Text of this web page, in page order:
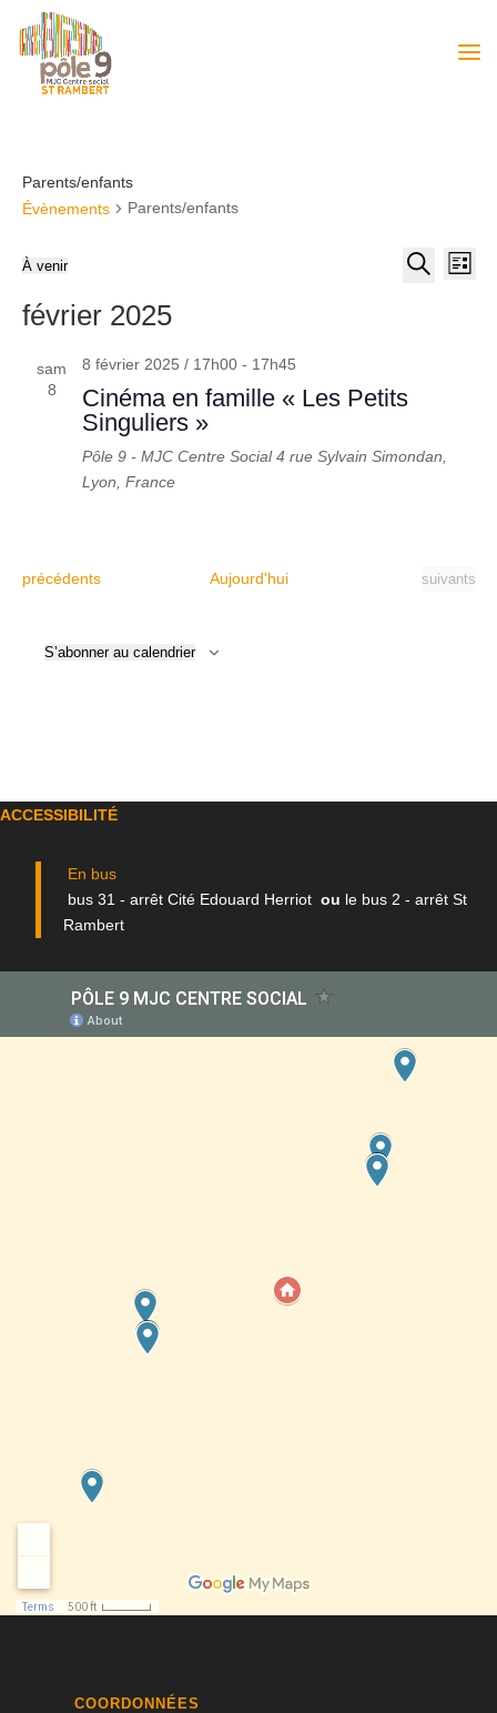
Parents/enfants
Évènements
Parents/enfants
de
Liste
À venir
une
février 2025
sam
8
8 février 2025 / 17h00- 17h45
Cinéma en famille « Les Petits
Singuliers »
Pôle 9 - MJC Centre Social4 rue Sylvain Simondan,
Lyon, France
Évènements
précédents Aujourd'hui suivants
S’abonner au calendrier
ACCESSIBILITÉ
En bus
bus 31 - arrêt Cité Edouard Herriot ou le bus 2 - arrêt St
Rambert
COORDONNÉES